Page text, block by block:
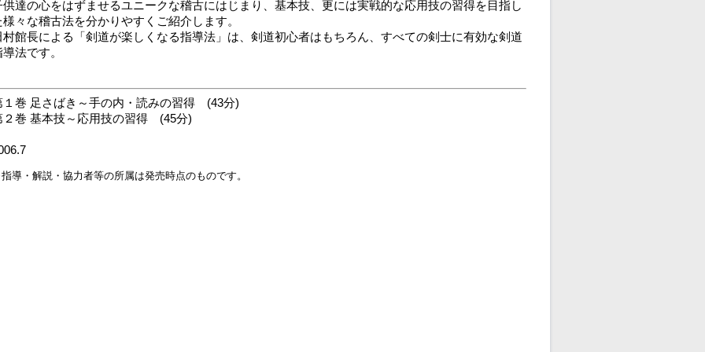
供達の心をはずませるユニークな稽古にはじまり、基本技、更には実戦的な応用技の習得を目指し
様々な稽古法を分かりやすくご紹介します。
村館長による「剣道が楽しくなる指導法」は、剣道初心者はもちろん、すべての剣士に有効な剣道
導法です。
１巻 足さばき～手の内・読みの習得 (43分)
２巻 基本技～応用技の習得 (45分)
導・解説・協力者等の所属は発売時点のものです。